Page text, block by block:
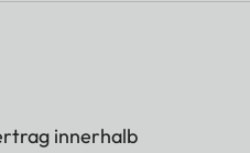
innerhalb